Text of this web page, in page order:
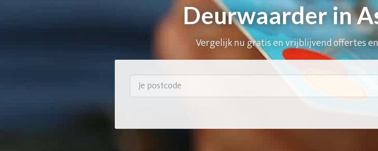
Deurwaarder in
Vergelijk nu gratis en vrijblijvend offertes